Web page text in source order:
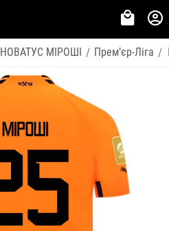
НОВАТУС МІРОШІ / Премʼєр-Ліга /